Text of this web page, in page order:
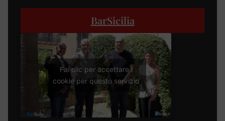
BarSicilia
Fai clic per accettare i
cookie per questo servizio